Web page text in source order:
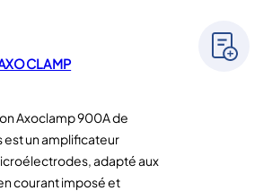
Axoclamp 900A de
est un amplificateur
adapté aux
courant imposé et